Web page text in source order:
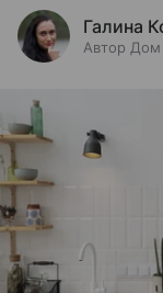
Галина
Автор Дом